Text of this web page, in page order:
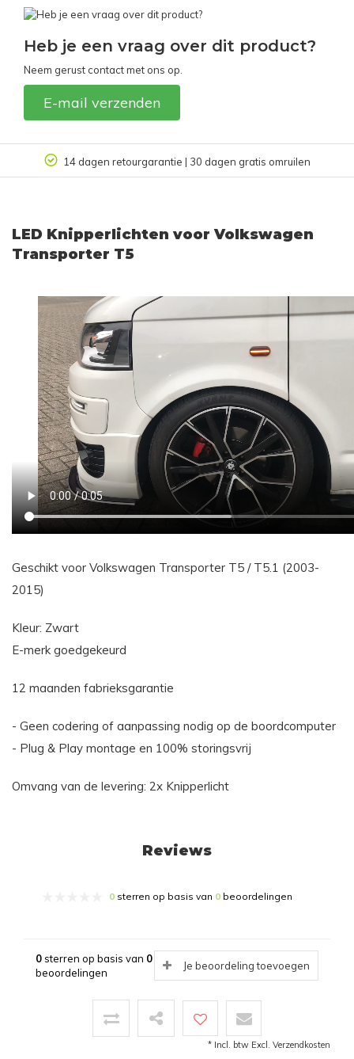
Heb je een vraag over dit product?
Neem gerust contact met ons op.
E-mail verzenden
14 dagen retourgarantie | 30 dagen gratis omruilen
LED Knipperlichten voor Volkswagen
Transporter T5
Geschikt voor Volkswagen Transporter T5 / T5.1 (2003-
2015)
Kleur: Zwart
E-merk goedgekeurd
12 maanden fabrieksgarantie
- Geen codering of aanpassing nodig op de boordcomputer
- Plug & Play montage en 100% storingsvrij
Omvang van de levering: 2x Knipperlicht
Reviews
0 sterren op basis van 0 beoordelingen
0sterren op basis van 0
beoordelingen
Je beoordeling toevoegen
* Incl. btw Excl. Verzendkosten